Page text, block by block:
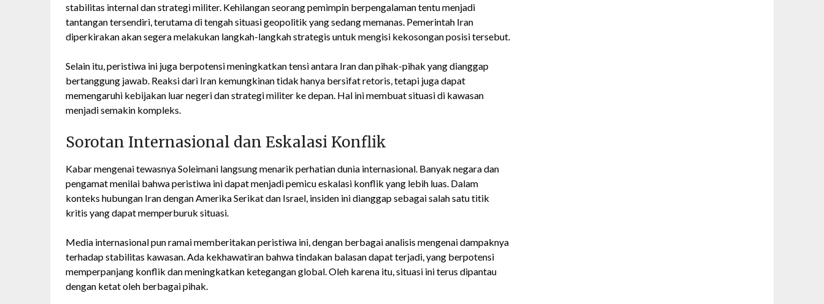
stabilitas internal dan strategi militer. Kehilangan seorang pemimpin berpengalaman tentu menjadi
tantangan tersendiri, terutama di tengah situasi geopolitik yang sedang memanas. Pemerintah Iran
diperkirakan akan segera melakukan langkah-langkah strategis untuk mengisi kekosongan posisi tersebut.
Selain itu, peristiwa ini juga berpotensi meningkatkan tensi antara Iran dan pihak-pihak yang dianggap
bertanggung jawab. Reaksi dari Iran kemungkinan tidak hanya bersifat retoris, tetapi juga dapat
memengaruhi kebijakan luar negeri dan strategi militer ke depan. Hal ini membuat situasi di kawasan
menjadi semakin kompleks.
Sorotan Internasional dan Eskalasi Konflik
Kabar mengenai tewasnya Soleimani langsung menarik perhatian dunia internasional. Banyak negara dan
pengamat menilai bahwa peristiwa ini dapat menjadi pemicu eskalasi konflik yang lebih luas. Dalam
konteks hubungan Iran dengan Amerika Serikat dan Israel, insiden ini dianggap sebagai salah satu titik
kritis yang dapat memperburuk situasi.
Media internasional pun ramai memberitakan peristiwa ini, dengan berbagai analisis mengenai dampaknya
terhadap stabilitas kawasan. Ada kekhawatiran bahwa tindakan balasan dapat terjadi, yang berpotensi
memperpanjang konflik dan meningkatkan ketegangan global. Oleh karena itu, situasi ini terus dipantau
dengan ketat oleh berbagai pihak.